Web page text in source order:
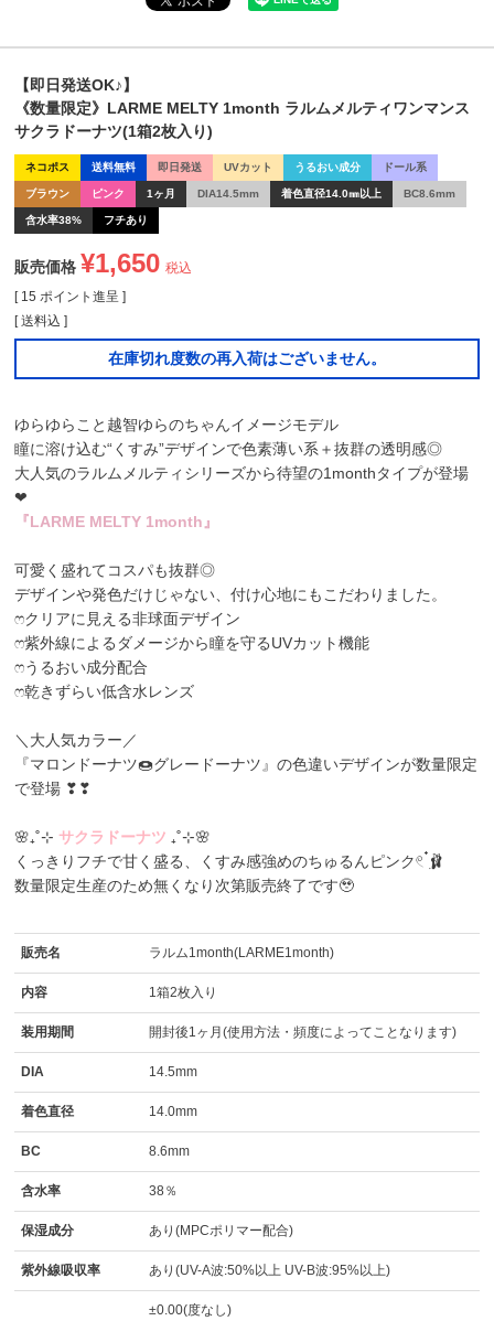
【即日発送OK♪】
《数量限定》LARME MELTY 1month ラルムメルティワンマンス
サクラドーナツ(1箱2枚入り)
ネコポス 送料無料 即日発送 UVカット うるおい成分 ドール系
ブラウン ピンク 1ヶ月 DIA14.5mm 着色直径14.0㎜以上 BC8.6mm
含水率38% フチあり
販売価格 ¥1,650 税込
[ 15 ポイント進呈 ]
送料込
在庫切れ度数の再入荷はございません。
ゆらゆらこと越智ゆらのちゃんイメージモデル
瞳に溶け込む“くすみ”デザインで色素薄い系＋抜群の透明感◎
大人気のラルムメルティシリーズから待望の1monthタイプが登場
❤
『LARME MELTY 1month』
可愛く盛れてコスパも抜群◎
デザインや発色だけじゃない、付け心地にもこだわりました。
ෆクリアに見える非球面デザイン
ෆ紫外線によるダメージから瞳を守るUVカット機能
ෆうるおい成分配合
ෆ乾きずらい低含水レンズ
＼大人気カラー／
『マロンドーナツ🍩グレードーナツ』の色違いデザインが数量限定
で登場 ❣❣
🌸₊˚⊹ サクラドーナツ ₊˚⊹🌸
くっきりフチで甘く盛る、くすみ感強めのちゅるんピンク𓏲 ๋࣭🩰
数量限定生産のため無くなり次第販売終了です🥹
販売名 ラルム1month(LARME1month)
内容 1箱2枚入り
装用期間 開封後1ヶ月(使用方法・頻度によってことなります)
DIA 14.5mm
着色直径 14.0mm
BC 8.6mm
含水率 38％
保湿成分 あり(MPCポリマー配合)
紫外線吸収率 あり(UV-A波:50%以上 UV-B波:95%以上)
±0.00(度なし)